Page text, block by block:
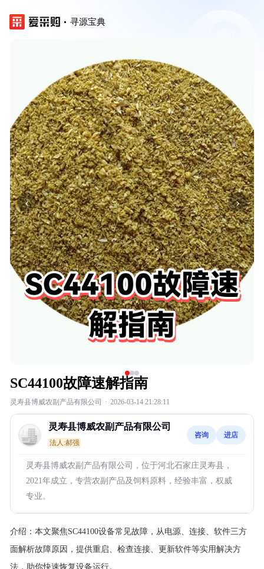
寻源宝典
‹ ›
SC44100故障速解指南
灵寿县博威农副产品有限公司 · 2026-03-14 21:28:11
灵寿县博威农副产品有限公司
法人:郝强
咨询 进店
灵寿县博威农副产品有限公司，位于河北石家庄灵寿县，
2021年成立，专营农副产品及饲料原料，经验丰富，权威
专业。
介绍： 本文聚焦SC44100设备常见故障，从电源、连接、软件三方
面解析故障原因，提供重启、检查连接、更新软件等实用解决方
法，助你快速恢复设备运行。